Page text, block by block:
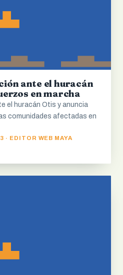
ante el huracán
en marcha
el huracán Otis y anuncia
comunidades afectadas en
· EDITOR WEB MAYA